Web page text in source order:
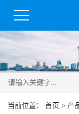
当前位置： 首页 > 产